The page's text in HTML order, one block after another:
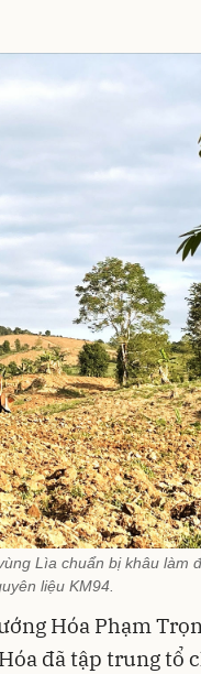
Lìa chuẩn bị khâu làm
liệu KM94.
Hóa Phạm
đã tập trung tổ